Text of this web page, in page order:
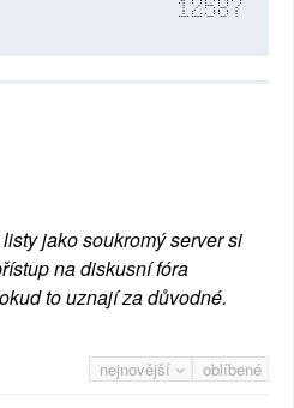
12587
jako soukromý server si
na diskusní fóra
to uznají za důvodné.
nejnovější oblíbené